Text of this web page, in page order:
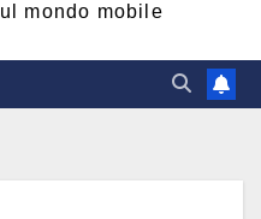
mondo mobile